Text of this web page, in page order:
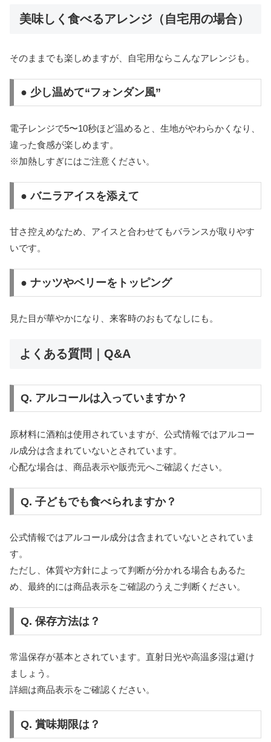
美味しく食べるアレンジ（自宅用の場合）
そのままでも楽しめますが、自宅用ならこんなアレンジも。
● 少し温めて“フォンダン風”
電子レンジで5〜10秒ほど温めると、生地がやわらかくなり、
違った食感が楽しめます。
※加熱しすぎにはご注意ください。
● バニラアイスを添えて
甘さ控えめなため、アイスと合わせてもバランスが取りやす
いです。
● ナッツやベリーをトッピング
見た目が華やかになり、来客時のおもてなしにも。
よくある質問｜Q&A
Q. アルコールは入っていますか？
原材料に酒粕は使用されていますが、公式情報ではアルコー
ル成分は含まれていないとされています。
心配な場合は、商品表示や販売元へご確認ください。
Q. 子どもでも食べられますか？
公式情報ではアルコール成分は含まれていないとされていま
す。
ただし、体質や方針によって判断が分かれる場合もあるた
め、最終的には商品表示をご確認のうえご判断ください。
Q. 保存方法は？
常温保存が基本とされています。直射日光や高温多湿は避け
ましょう。
詳細は商品表示をご確認ください。
Q. 賞味期限は？